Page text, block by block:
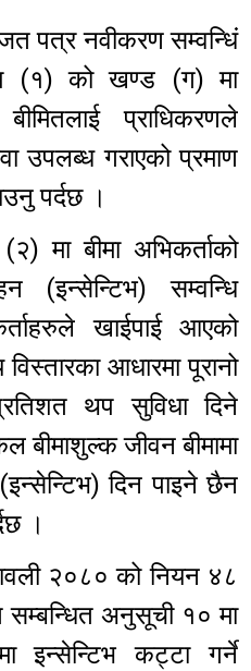
पत्र नवीकरण सम्वन्धिं
(१) को खण्ड (ग) मा
प्राधिकरणले
उपलब्ध गराएको प्रमाण
पर्दछ ।
मा बीमा अभिकर्ताको
(इन्सेन्टिभ) सम्वन्धि
खाईपाई आएको
आधारमा पूरानो
थप सुविधा दिने
बीमाशुल्क जीवन बीमामा
दिन पाइने छैन
।
२०८० को नियन ४८
अनुसूची १० मा
इन्सेन्टिभ कट्टा गर्ने